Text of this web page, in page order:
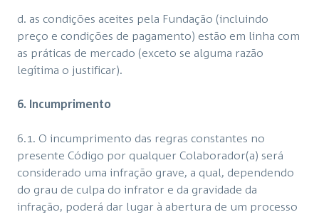
d. as condições aceites pela Fundação (incluindo
preço e condições de pagamento) estão em linha com
as práticas de mercado (exceto se alguma razão
legítima o justificar).
6. Incumprimento
6.1. O incumprimento das regras constantes no
presente Código por qualquer Colaborador(a) será
considerado uma infração grave, a qual, dependendo
do grau de culpa do infrator e da gravidade da
infração, poderá dar lugar à abertura de um processo